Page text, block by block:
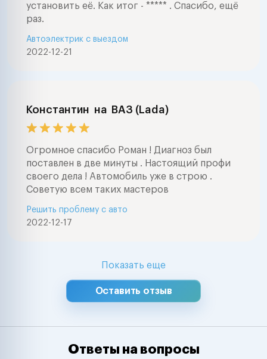
установить её. Как итог - ***** . Спасибо, ещё
раз.
2022-12-21
Автоэлектрик с выездом
Константин на ВАЗ (Lada)
Огромное спасибо Роман ! Диагноз был
поставлен в две минуты . Настоящий профи
своего дела ! Автомобиль уже в строю .
Советую всем таких мастеров
2022-12-17
Решить проблему с авто
Показать еще
Оставить отзыв
Ответы на вопросы